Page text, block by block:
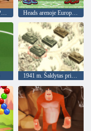
Zombiai Negalima Peršokti Heads arenoje Europos futbolo
1941 m. Šaldytas priekis